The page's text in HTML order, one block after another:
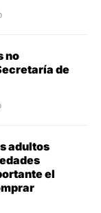
no
de
adultos
el